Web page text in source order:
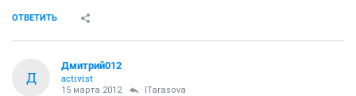
ОТВЕТИТЬ
Д
Дмитрий012
activist
15 марта 2012 ITarasova